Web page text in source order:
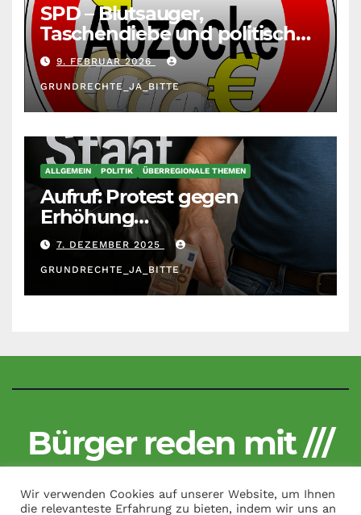
SPD – Blutsauger,
Taschendiebe und politisch
unberechenbar
9. FEBRUAR 2026
GRUNDRECHTE_JA_BITTE
ALLGEMEIN POLITIK ÜBERREGIONALE THEMEN
Aufruf: Protest gegen
Erhöhung
Krankenkassenbeiträge
7. DEZEMBER 2025
GRUNDRECHTE_JA_BITTE
Bürger reden mit ///
Wir verwenden Cookies auf unserer Website, um Ihnen
die relevanteste Erfahrung zu bieten, indem wir uns an